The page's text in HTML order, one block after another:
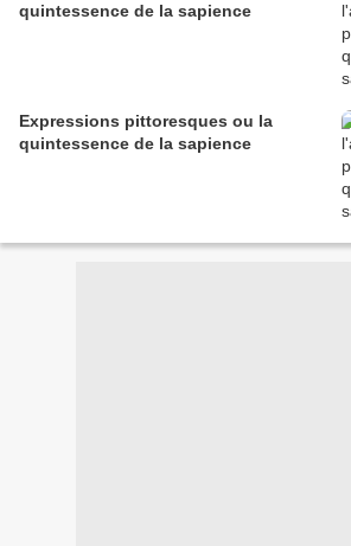
quintessence de la sapience
Expressions pittoresques ou la
quintessence de la sapience